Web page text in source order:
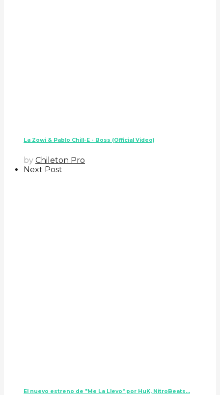
La Zowi & Pablo Chill-E - Boss (Official Video)
by Chileton Pro
Next Post
El nuevo estreno de "Me La Llevo" por HuK, NitroBeats...